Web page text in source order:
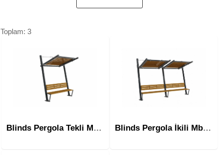
Toplam: 3
Blinds Pergola Tekli Mbf-101 Blinds Pergola İkili Mbf-102